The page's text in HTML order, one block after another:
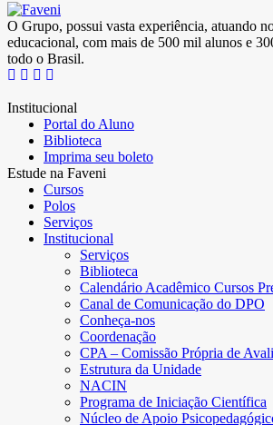
O Grupo, possui vasta experiência, atuando
educacional, com mais de 500 mil alunos e
todo o Brasil.
Institucional
Portal do Aluno
Biblioteca
Imprima seu boleto
Estude na Faveni
Cursos
Polos
Serviços
Institucional
Serviços
Biblioteca
Calendário Acadêmico Cursos
Canal de Comunicação do DPO
Conheça-nos
Coordenação
CPA – Comissão Própria de
Estrutura da Unidade
NACIN
Programa de Iniciação Científica
Núcleo de Apoio